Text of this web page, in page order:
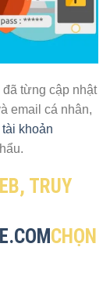
từng cập nhật
email cá nhân,
tài khoản
TRUY
CHỌN